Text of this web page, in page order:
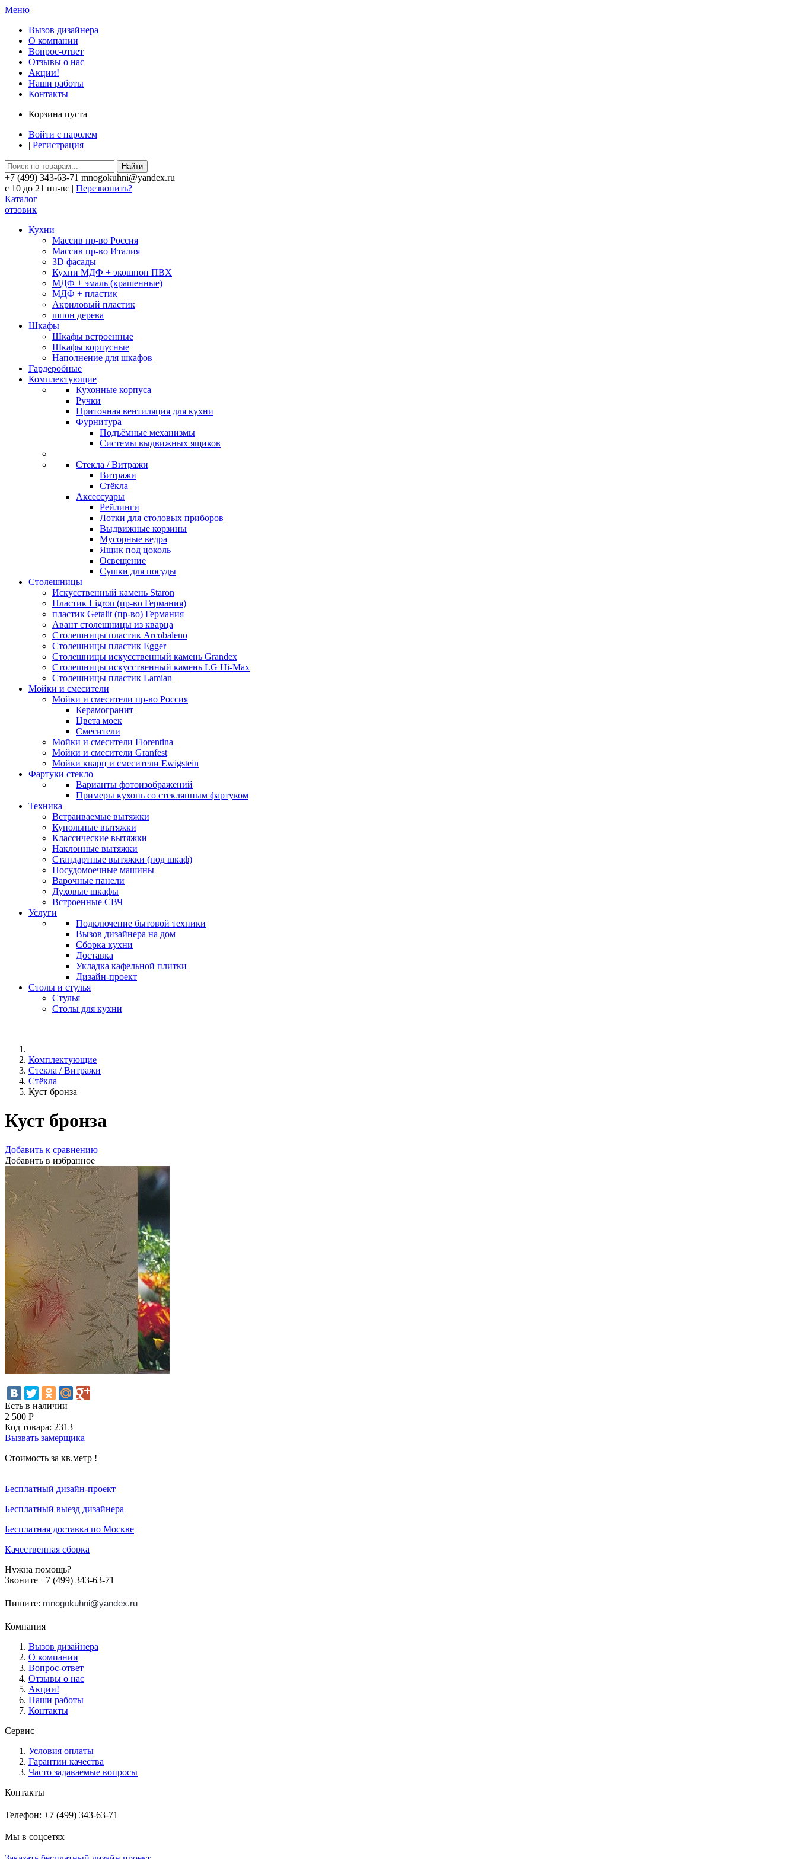
Меню
Вызов дизайнера
О компании
Вопрос-ответ
Отзывы о нас
Акции!
Наши работы
Контакты
Корзина пуста
Войти с паролем
| Регистрация
Найти
+7 (499) 343-63-71 mnogokuhni@yandex.ru
c 10 до 21 пн-вс | Перезвонить?
Каталог
отзовик
Кухни
Массив пр-во Россия
Массив пр-во Италия
3D фасады
Кухни МДФ + экошпон ПВХ
МДФ + эмаль (крашенные)
МДФ + пластик
Акриловый пластик
шпон дерева
Шкафы
Шкафы встроенные
Шкафы корпусные
Наполнение для шкафов
Гардеробные
Комплектующие
Кухонные корпуса
Ручки
Приточная вентиляция для кухни
Фурнитура
Подъёмные механизмы
Системы выдвижных ящиков
Стекла / Витражи
Витражи
Стёкла
Аксессуары
Рейлинги
Лотки для столовых приборов
Выдвижные корзины
Мусорные ведра
Ящик под цоколь
Освещение
Сушки для посуды
Столешницы
Искусственный камень Staron
Пластик Ligron (пр-во Германия)
пластик Getalit (пр-во) Германия
Авант столешницы из кварца
Столешницы пластик Arcobaleno
Столешницы пластик Egger
Столешницы искусственный камень Grandex
Столешницы искусственный камень LG Hi-Max
Столешницы пластик Lamian
Мойки и смесители
Мойки и смесители пр-во Россия
Керамогранит
Цвета моек
Смесители
Мойки и смесители Florentina
Мойки и смесители Granfest
Мойки кварц и смесители Ewigstein
Фартуки стекло
Варианты фотоизображений
Примеры кухонь со стеклянным фартуком
Техника
Встраиваемые вытяжки
Купольные вытяжки
Классические вытяжки
Наклонные вытяжки
Стандартные вытяжки (под шкаф)
Посудомоечные машины
Варочные панели
Духовые шкафы
Встроенные СВЧ
Услуги
Подключение бытовой техники
Вызов дизайнера на дом
Сборка кухни
Доставка
Укладка кафельной плитки
Дизайн-проект
Столы и стулья
Стулья
Столы для кухни
Комплектующие
Стекла / Витражи
Стёкла
Куст бронза
Куст бронза
Добавить к сравнению
Добавить в избранное
Есть в наличии
2 500 Р
Код товара: 2313
Вызвать замерщика
Стоимость за кв.метр !
Бесплатный дизайн-проект
Бесплатный выезд дизайнера
Бесплатная доставка по Москве
Качественная сборка
Нужна помощь?
Звоните +7 (499) 343-63-71
Пишите: mnogokuhni@yandex.ru
Компания
Вызов дизайнера
О компании
Вопрос-ответ
Отзывы о нас
Акции!
Наши работы
Контакты
Сервис
Условия оплаты
Гарантии качества
Часто задаваемые вопросы
Контакты
Телефон: +7 (499) 343-63-71
Мы в соцсетях